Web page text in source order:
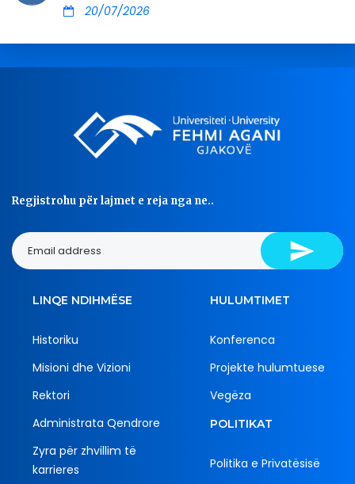
20/07/2026
Regjistrohu për lajmet e reja nga ne..
LINQE NDIHMËSE
Historiku
Misioni dhe Vizioni
Rektori
Administrata Qendrore
Zyra për zhvillim të
karrieres
HULUMTIMET
Konferenca
Projekte hulumtuese
Vegëza
POLITIKAT
Politika e Privatësisë